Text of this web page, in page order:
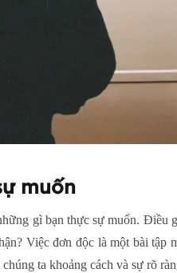
muốn
gì bạn thực sự muốn. Điều
Việc đơn độc là một bài tập
ta khoảng cách và sự rõ